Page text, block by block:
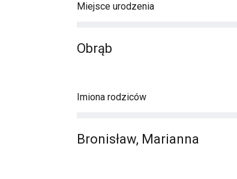
Miejsce urodzenia
Obrąb
Imiona rodziców
Bronisław, Marianna